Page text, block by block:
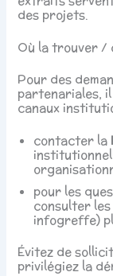
des projets.
Où la trouver /
Pour des
partenariales,
canaux
contacter la
pour les
consulter
infogreffe)
Évitez de
privilégiez la